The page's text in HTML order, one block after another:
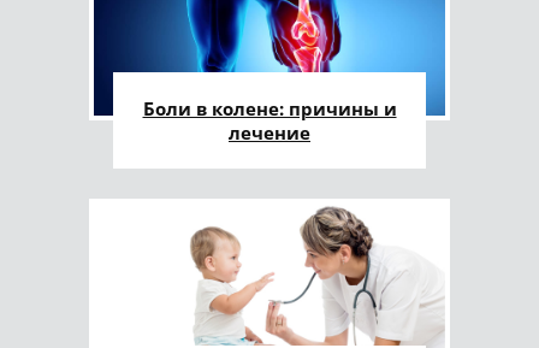
Боли в колене: причины и
лечение